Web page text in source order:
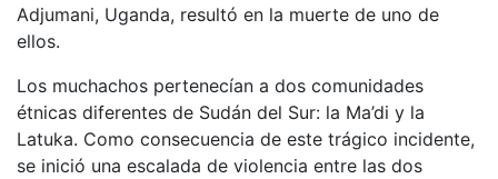
Adjumani, Uganda, resultó en la muerte de uno de
ellos.
Los muchachos pertenecían a dos comunidades
étnicas diferentes de Sudán del Sur: la Ma’di y la
Latuka. Como consecuencia de este trágico incidente,
se inició una escalada de violencia entre las dos